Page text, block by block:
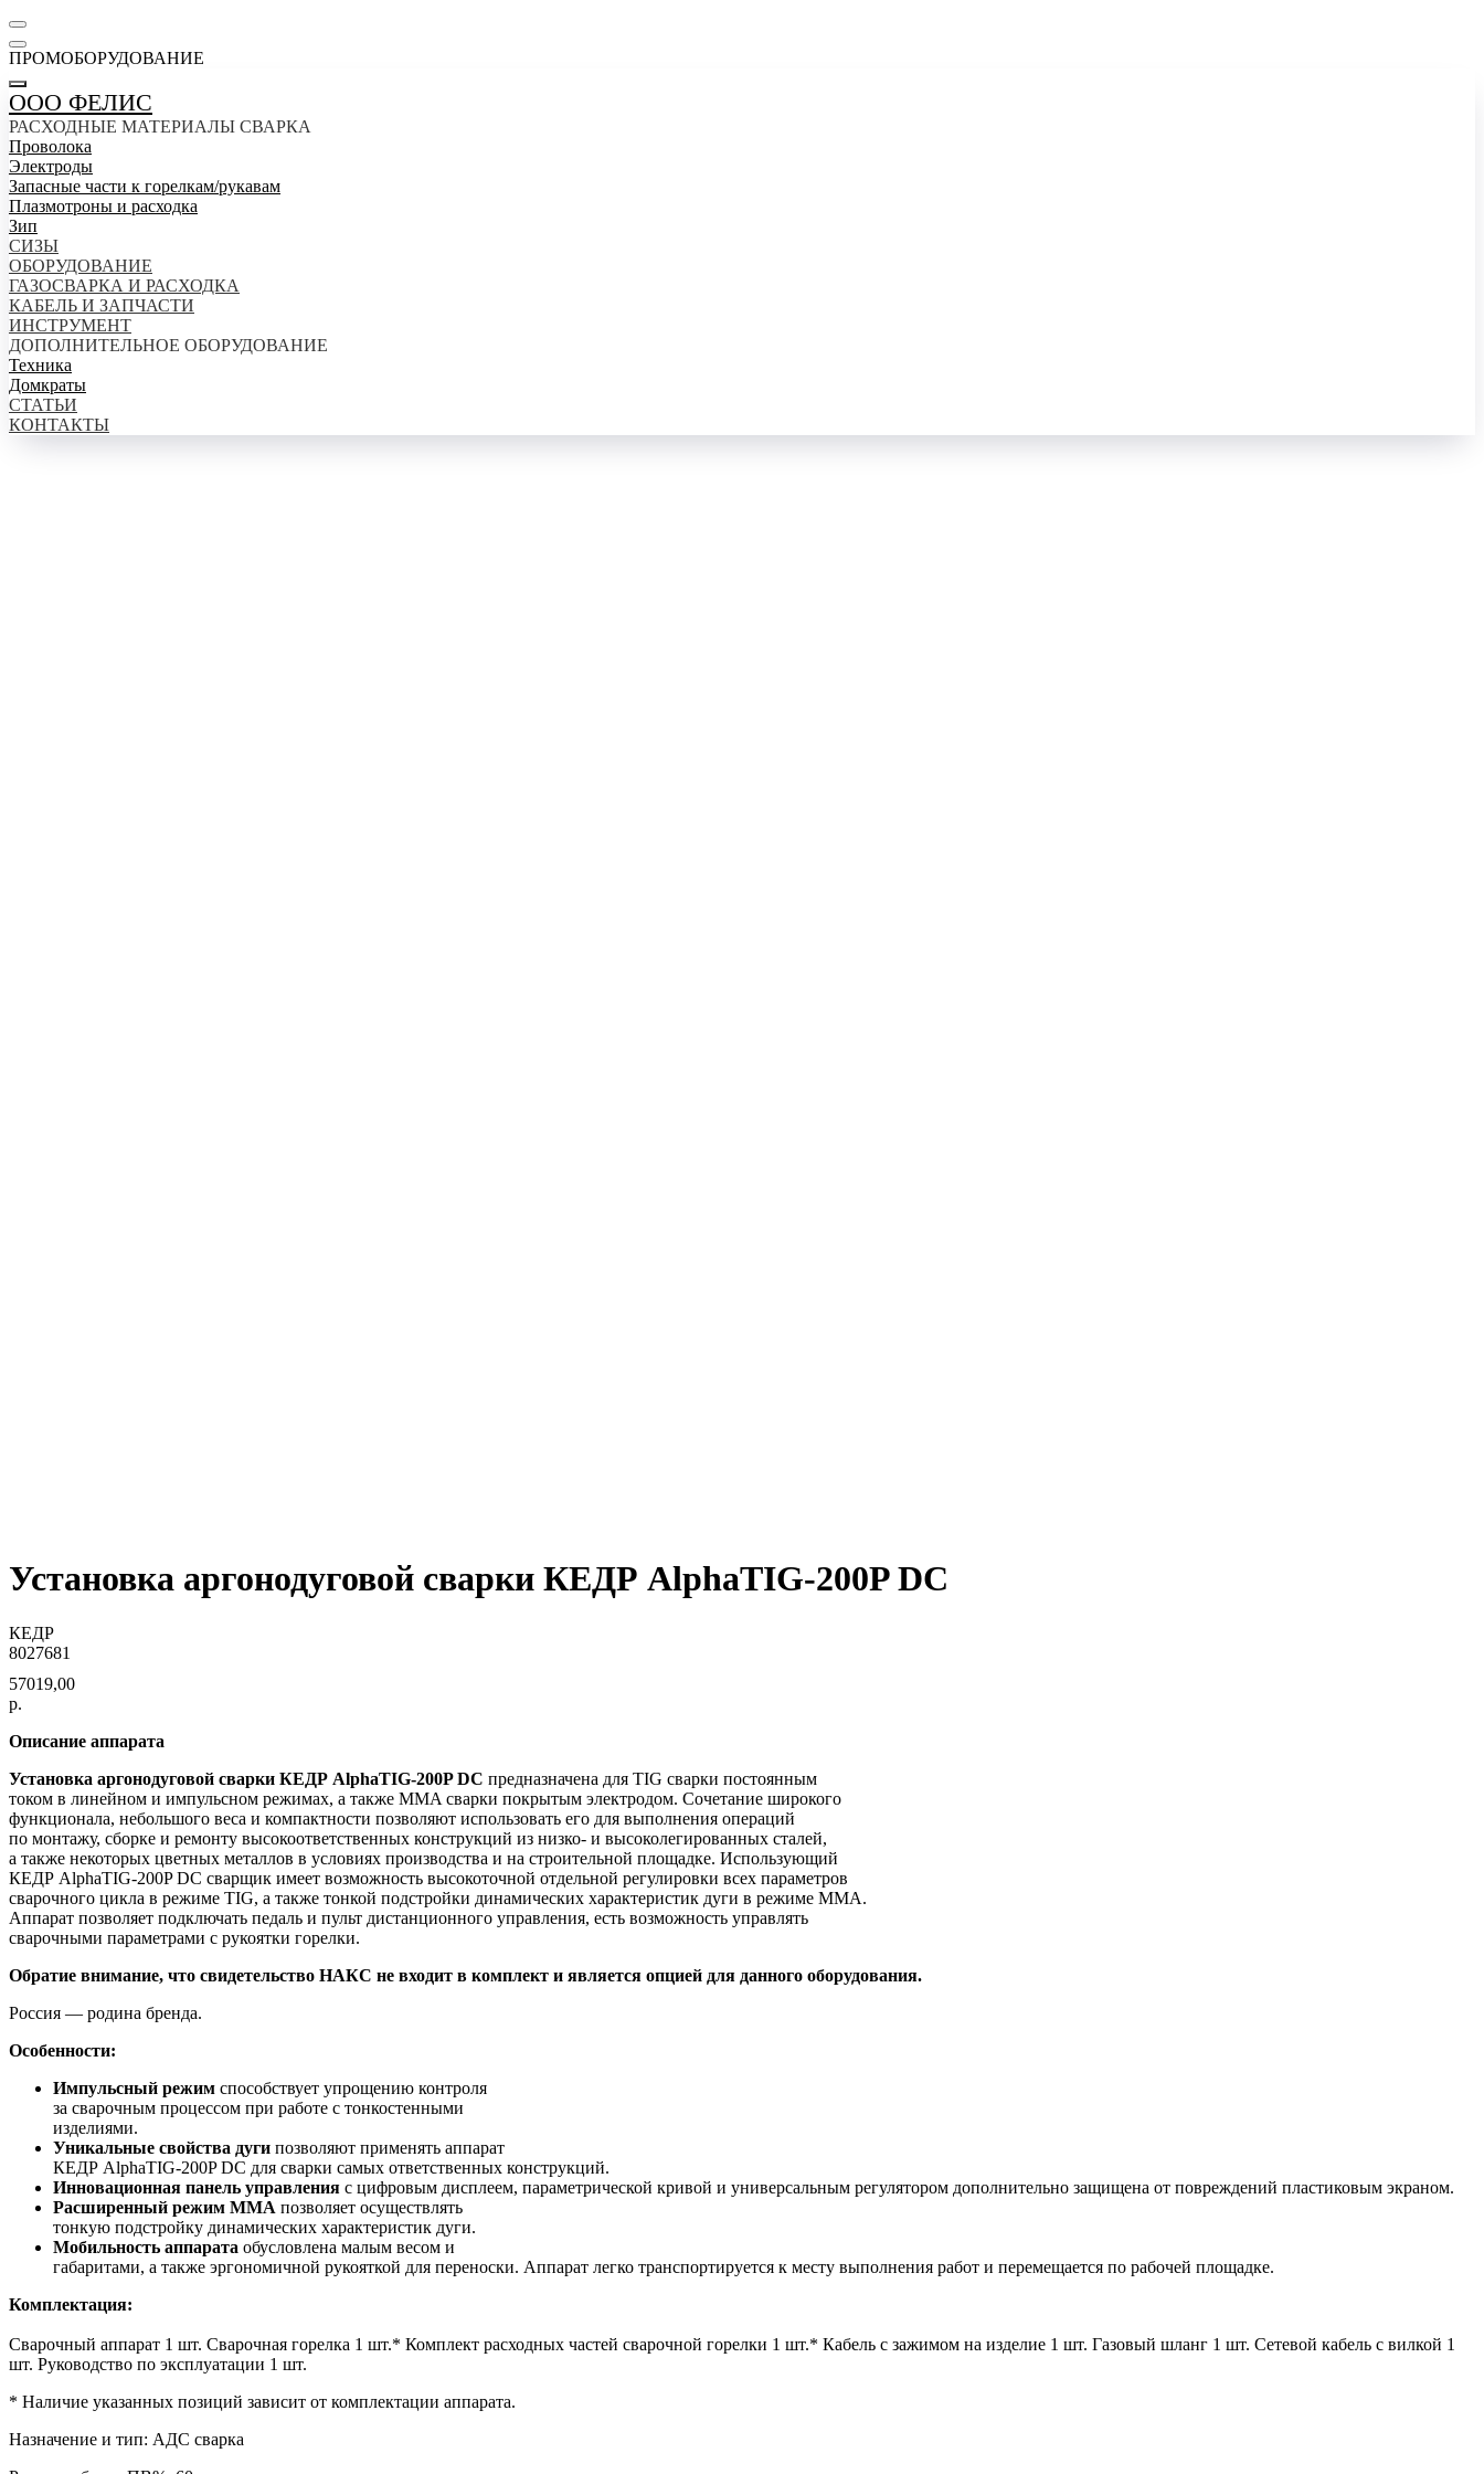
ПРОМОБОРУДОВАНИЕ
ООО ФЕЛИС
РАСХОДНЫЕ МАТЕРИАЛЫ СВАРКА
Проволока
Электроды
Запасные части к горелкам/рукавам
Плазмотроны и расходка
Зип
СИЗЫ
ОБОРУДОВАНИЕ
ГАЗОСВАРКА И РАСХОДКА
КАБЕЛЬ И ЗАПЧАСТИ
ИНСТРУМЕНТ
ДОПОЛНИТЕЛЬНОЕ ОБОРУДОВАНИЕ
Техника
Домкраты
СТАТЬИ
КОНТАКТЫ
Установка аргонодуговой сварки КЕДР AlphaTIG-200P DC
КЕДР
8027681
57019,00
р.
Описание аппарата
Установка аргонодуговой сварки КЕДР AlphaTIG-200P DC предназначена для TIG сварки постоянным
током в линейном и импульсном режимах, а также MMA сварки покрытым электродом. Сочетание широкого
функционала, небольшого веса и компактности позволяют использовать его для выполнения операций
по монтажу, сборке и ремонту высокоответственных конструкций из низко- и высоколегированных сталей,
а также некоторых цветных металлов в условиях производства и на строительной площадке. Использующий
КЕДР AlphaTIG-200P DC сварщик имеет возможность высокоточной отдельной регулировки всех параметров
сварочного цикла в режиме TIG, а также тонкой подстройки динамических характеристик дуги в режиме ММА.
Аппарат позволяет подключать педаль и пульт дистанционного управления, есть возможность управлять
сварочными параметрами с рукоятки горелки.
Обратие внимание, что свидетельство НАКС не входит в комплект и является опцией для данного оборудования.
Россия — родина бренда.
Особенности:
Импульсный режим способствует упрощению контроля
за сварочным процессом при работе с тонкостенными
изделиями.
Уникальные свойства дуги позволяют применять аппарат
КЕДР AlphaTIG-200P DC для сварки самых ответственных конструкций.
Инновационная панель управления с цифровым дисплеем, параметрической кривой и универсальным регулятором дополнительно защищена от повреждений пластиковым экраном.
Расширенный режим ММА позволяет осуществлять
тонкую подстройку динамических характеристик дуги.
Мобильность аппарата обусловлена малым весом и
габаритами, а также эргономичной рукояткой для переноски. Аппарат легко транспортируется к месту выполнения работ и перемещается по рабочей площадке.
Комплектация:
Сварочный аппарат 1 шт. Сварочная горелка 1 шт.* Комплект расходных частей сварочной горелки 1 шт.* Кабель с зажимом на изделие 1 шт. Газовый шланг 1 шт. Сетевой кабель с вилкой 1
шт. Руководство по эксплуатации 1 шт.
* Наличие указанных позиций зависит от комплектации аппарата.
Назначение и тип: АДС сварка